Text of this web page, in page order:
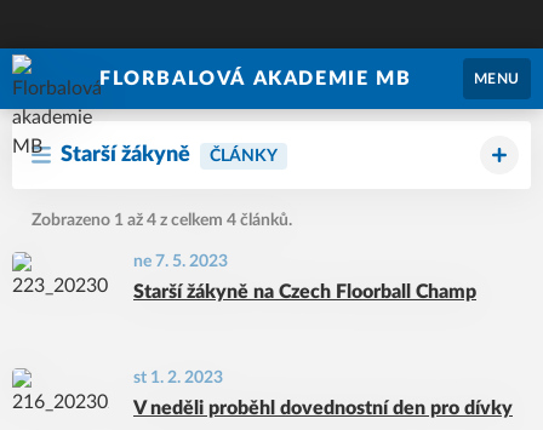
FLORBALOVÁ AKADEMIE MB MENU
Starší žákyně ČLÁNKY
Zobrazeno 1 až 4 z celkem 4 článků.
ne 7. 5. 2023
Starší žákyně na Czech Floorball Champ
st 1. 2. 2023
V neděli proběhl dovednostní den pro dívky